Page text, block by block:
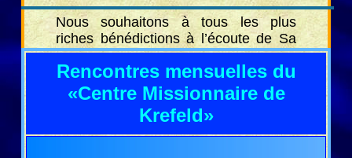
Nous souhaitons à tous les plus
riches bénédictions à l’écoute de Sa
Parole.
“Que celui qui a des oreilles entende
ce que l’Esprit dit aux Eglises!”.
Rencontres mensuelles du
«Centre Missionnaire de
Krefeld»